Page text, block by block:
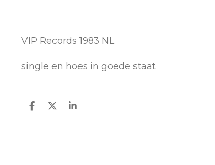
VIP Records 1983 NL
single en hoes in goede staat
D
D
S